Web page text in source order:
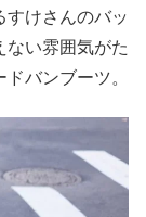
すけさんのバッ
ない雰囲気がた
バンブーツ。